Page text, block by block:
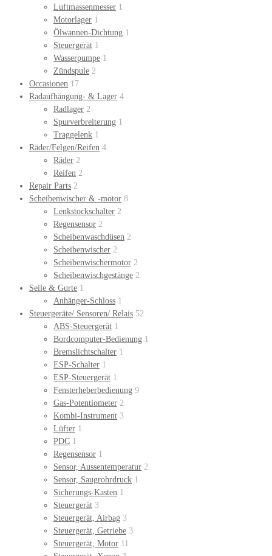
Luftmassenmesser 1
Motorlager 1
Ölwannen-Dichtung 1
Steuergerät 1
Wasserpumpe 1
Zündspule 2
Occasionen 17
Radaufhängung- & Lager 4
Radlager 2
Spurverbreiterung 1
Traggelenk 1
Räder/Felgen/Reifen 4
Räder 2
Reifen 2
Repair Parts 2
Scheibenwischer & -motor 8
Lenkstockschalter 2
Regensensor 2
Scheibenwaschdüsen 2
Scheibenwischer 2
Scheibenwischermotor 2
Scheibenwischgestänge 2
Seile & Gurte 1
Anhänger-Schloss 1
Steuergeräte/ Sensoren/ Relais 52
ABS-Steuergerät 1
Bordcomputer-Bedienung 1
Bremslichtschalter 1
ESP-Schalter 1
ESP-Steuergerät 1
Fensterheberbedienung 9
Gas-Potentiometer 2
Kombi-Instrument 3
Lüfter 1
PDC 1
Regensensor 1
Sensor, Aussentemperatur 2
Sensor, Saugrohrdruck 1
Sicherungs-Kasten 1
Steuergerät 3
Steuergerät, Airbag 3
Steuergerät, Getriebe 3
Steuergerät, Motor 11